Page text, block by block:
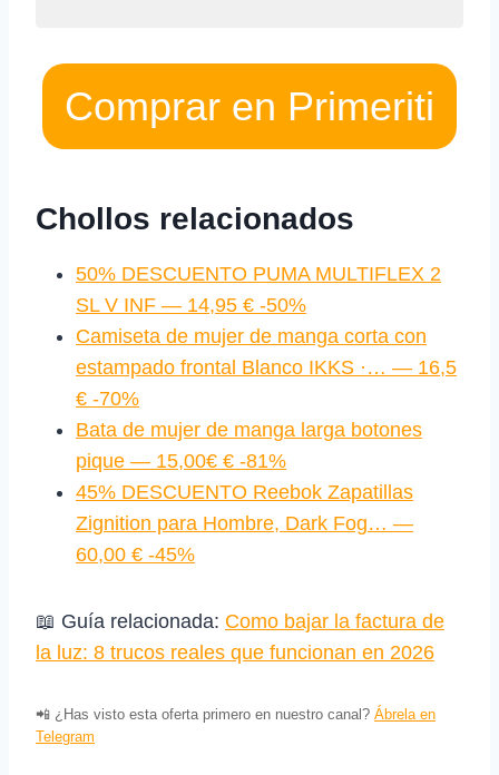
Comprar en Primeriti
Chollos relacionados
50% DESCUENTO PUMA MULTIFLEX 2
SL V INF — 14,95 € -50%
Camiseta de mujer de manga corta con
estampado frontal Blanco IKKS ·… — 16,5
€ -70%
Bata de mujer de manga larga botones
pique — 15,00€ € -81%
45% DESCUENTO Reebok Zapatillas
Zignition para Hombre, Dark Fog… —
60,00 € -45%
📖 Guía relacionada: Como bajar la factura de
la luz: 8 trucos reales que funcionan en 2026
📲 ¿Has visto esta oferta primero en nuestro canal? Ábrela en
Telegram